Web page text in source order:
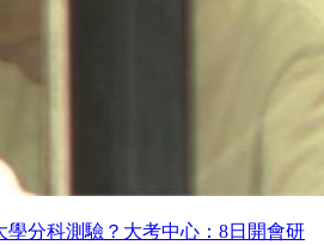
分科測驗？大考中心：8日開會研